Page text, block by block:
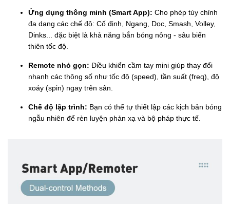
Ứng dụng thông minh (Smart App): Cho phép tùy chỉnh
đa dạng các chế độ: Cố định, Ngang, Dọc, Smash, Volley,
Dinks... đặc biệt là khả năng bắn bóng nông - sâu biến
thiên tốc độ.
Remote nhỏ gọn: Điều khiển cầm tay mini giúp thay đổi
nhanh các thông số như tốc độ (speed), tần suất (freq), độ
xoáy (spin) ngay trên sân.
Chế độ lập trình: Bạn có thể tự thiết lập các kịch bản bóng
ngẫu nhiên để rèn luyện phản xạ và bộ pháp thực tế.